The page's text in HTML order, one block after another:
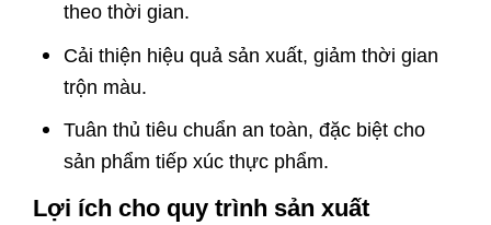
theo thời gian.
Cải thiện hiệu quả sản xuất, giảm thời gian
trộn màu.
Tuân thủ tiêu chuẩn an toàn, đặc biệt cho
sản phẩm tiếp xúc thực phẩm.
Lợi ích cho quy trình sản xuất